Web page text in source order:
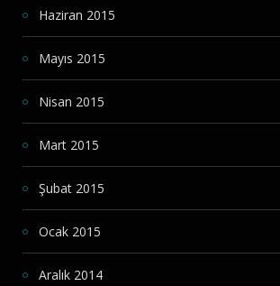
Haziran 2015
Mayıs 2015
Nisan 2015
Mart 2015
Şubat 2015
Ocak 2015
Aralık 2014